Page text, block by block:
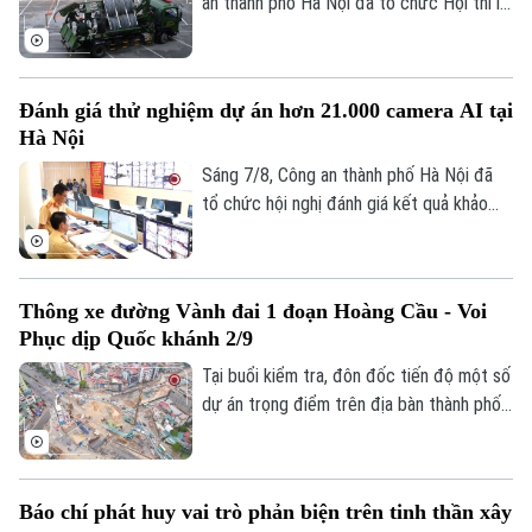
Tư vấn sức khỏe
Quần vợt
Golf
Tin tức
Sao
Điện ảnh
Thời trang
Âm nhạc
năng xử lý tình huống phức tạp, khẳng
đấu.
Đánh giá thử nghiệm dự án hơn 21.000 camera AI tại
Hà Nội
Sáng 7/8, Công an thành phố Hà Nội đã
tổ chức hội nghị đánh giá kết quả khảo
dựng công trình khẩn cấp của UBND
thành phố. Trung tướng Nguyễn Thanh
Tùng, Giám đốc Công an thành phố yêu
cầu dự án phải bảo đảm chất lượng cao
Thông xe đường Vành đai 1 đoạn Hoàng Cầu - Voi
Phục dịp Quốc khánh 2/9
Tại buổi kiểm tra, đôn đốc tiến độ một số
dự án trọng điểm trên địa bàn thành phố,
Vành đai 1 đoạn Hoàng Cầu - Voi Phục
Báo chí phát huy vai trò phản biện trên tinh thần xây